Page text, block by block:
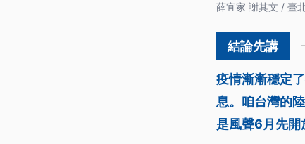
薛宜家 謝其文 / 臺
疫情漸漸穩定
息。咱台灣的
是風聲6月先開